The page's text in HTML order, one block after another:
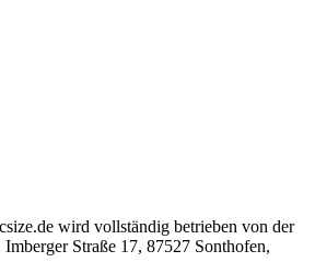
wird vollständig betrieben von der
Straße 17, 87527 Sonthofen,